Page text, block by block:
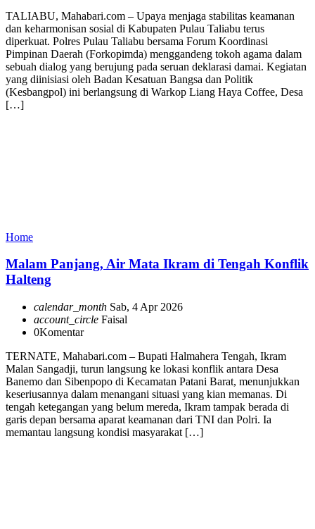
TALIABU, Mahabari.com – Upaya menjaga stabilitas keamanan
dan keharmonisan sosial di Kabupaten Pulau Taliabu terus
diperkuat. Polres Pulau Taliabu bersama Forum Koordinasi
Pimpinan Daerah (Forkopimda) menggandeng tokoh agama dalam
sebuah dialog yang berujung pada seruan deklarasi damai. Kegiatan
yang diinisiasi oleh Badan Kesatuan Bangsa dan Politik
(Kesbangpol) ini berlangsung di Warkop Liang Haya Coffee, Desa
[…]
Home
Malam Panjang, Air Mata Ikram di Tengah Konflik
Halteng
calendar_month Sab, 4 Apr 2026
account_circle Faisal
0Komentar
TERNATE, Mahabari.com – Bupati Halmahera Tengah, Ikram
Malan Sangadji, turun langsung ke lokasi konflik antara Desa
Banemo dan Sibenpopo di Kecamatan Patani Barat, menunjukkan
keseriusannya dalam menangani situasi yang kian memanas. Di
tengah ketegangan yang belum mereda, Ikram tampak berada di
garis depan bersama aparat keamanan dari TNI dan Polri. Ia
memantau langsung kondisi masyarakat […]